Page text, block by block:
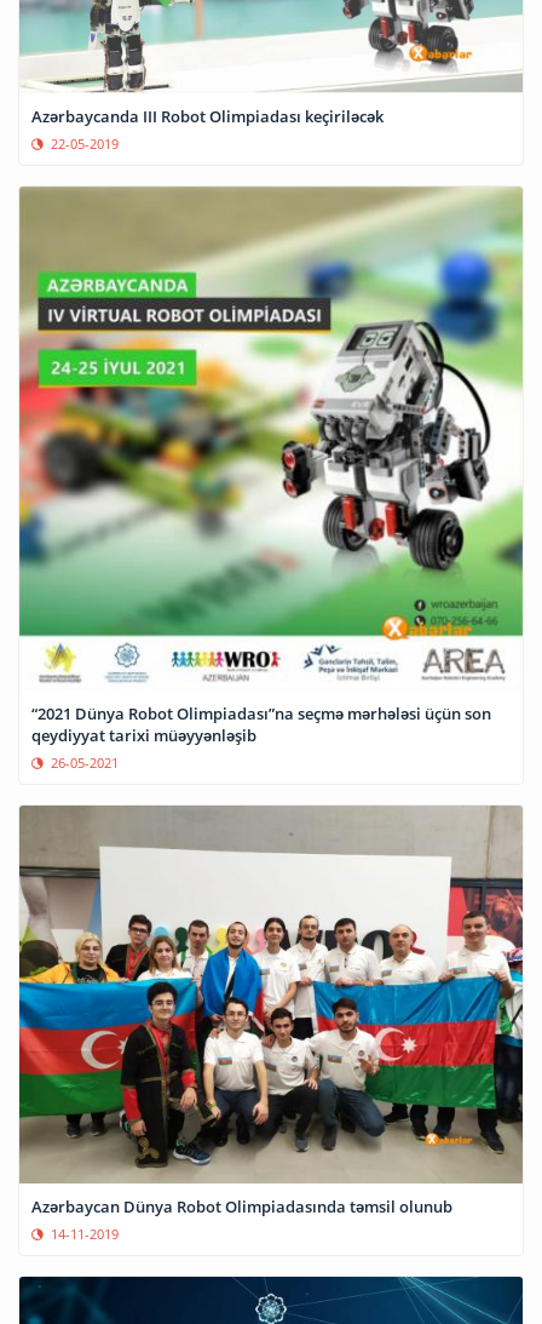
Azərbaycanda III Robot Olimpiadası keçiriləcək
22-05-2019
“2021 Dünya Robot Olimpiadası”na seçmə mərhələsi üçün son
qeydiyyat tarixi müəyyənləşib
26-05-2021
Azərbaycan Dünya Robot Olimpiadasında təmsil olunub
14-11-2019